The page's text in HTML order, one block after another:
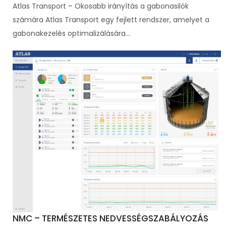
Atlas Transport – Okosabb irányítás a gabonasilók
számára Atlas Transport egy fejlett rendszer, amelyet a
gabonakezelés optimalizálására...
NMC – TERMÉSZETES NEDVESSÉGSZABÁLYOZÁS